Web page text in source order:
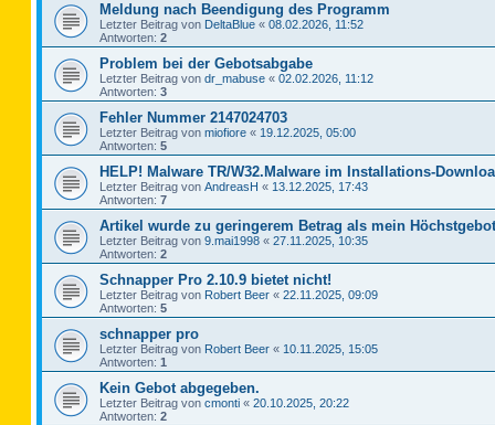
Meldung nach Beendigung des Programm
Letzter Beitrag von DeltaBlue « 08.02.2026, 11:52
Antworten: 2
Problem bei der Gebotsabgabe
Letzter Beitrag von dr_mabuse « 02.02.2026, 11:12
Antworten: 3
Fehler Nummer 2147024703
Letzter Beitrag von miofiore « 19.12.2025, 05:00
Antworten: 5
HELP! Malware TR/W32.Malware im Installations-
Letzter Beitrag von AndreasH « 13.12.2025, 17:43
Antworten: 7
Artikel wurde zu geringerem Betrag als mein
Letzter Beitrag von 9.mai1998 « 27.11.2025, 10:35
Antworten: 2
Schnapper Pro 2.10.9 bietet nicht!
Letzter Beitrag von Robert Beer « 22.11.2025, 09:09
Antworten: 5
schnapper pro
Letzter Beitrag von Robert Beer « 10.11.2025, 15:05
Antworten: 1
Kein Gebot abgegeben.
Letzter Beitrag von cmonti « 20.10.2025, 20:22
Antworten: 2